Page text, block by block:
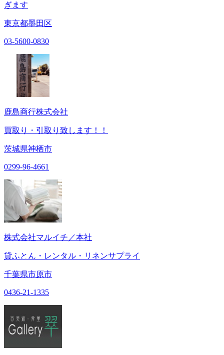
ぎます
東京都墨田区
03-5600-0830
鹿島商行株式会社
買取り・引取り致します！！
茨城県神栖市
0299-96-4661
株式会社マルイチ／本社
貸ふとん・レンタル・リネンサプライ
千葉県市原市
0436-21-1335